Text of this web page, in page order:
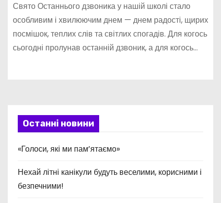
Свято Останнього дзвоника у нашій школі стало
особливим і хвилюючим днем — днем радості, щирих
посмішок, теплих слів та світлих спогадів. Для когось
сьогодні пролунав останній дзвоник, а для когось…
Останні новини
«Голоси, які ми пам’ятаємо»
Нехай літні канікули будуть веселими, корисними і
безпечними!